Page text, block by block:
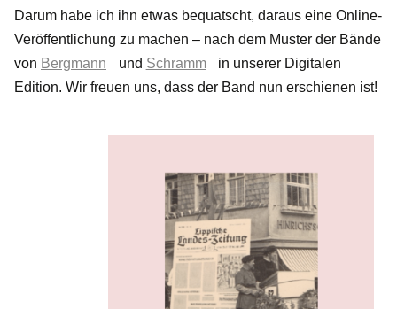
Darum habe ich ihn etwas bequatscht, daraus eine Online-
Veröffentlichung zu machen – nach dem Muster der Bände
von Bergmann und Schramm
in unserer Digitalen
Edition. Wir freuen uns, dass der Band nun erschienen ist!